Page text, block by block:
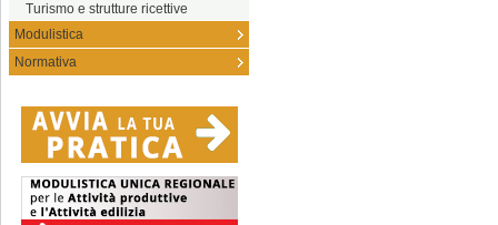
Turismo e strutture ricettive
Modulistica
Normativa